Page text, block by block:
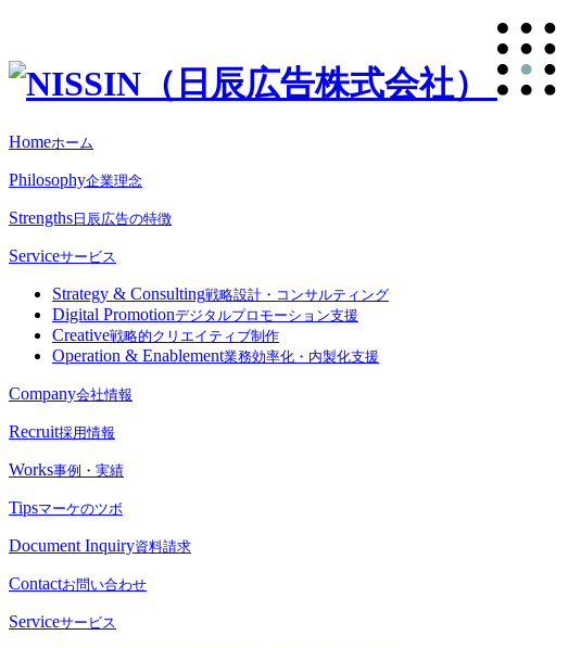
Homeホーム
Philosophy企業理念
Strengths 日辰広告の特徴
Serviceサービス
Strategy & Consulting戦略設計・コンサルティング
Digital Promotionデジタルプロモーション支援
Creative戦略的クリエイティブ制作
Operation & Enablement業務効率化・内製化支援
Company会社情報
Recruit採用情報
Works事例・実績
Tipsマーケのツボ
Document Inquiry資料請求
Contactお問い合わせ
Serviceサービス